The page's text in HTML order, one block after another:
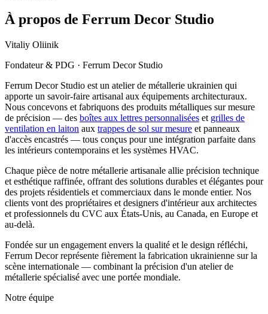
À propos de Ferrum Decor Studio
Vitaliy Oliinik
Fondateur & PDG · Ferrum Decor Studio
Ferrum Decor Studio est un atelier de métallerie ukrainien qui
apporte un savoir-faire artisanal aux équipements architecturaux.
Nous concevons et fabriquons des produits métalliques sur mesure
de précision — des boîtes aux lettres personnalisées et grilles de
ventilation en laiton aux trappes de sol sur mesure et panneaux
d'accès encastrés — tous conçus pour une intégration parfaite dans
les intérieurs contemporains et les systèmes HVAC.
Chaque pièce de notre métallerie artisanale allie précision technique
et esthétique raffinée, offrant des solutions durables et élégantes pour
des projets résidentiels et commerciaux dans le monde entier. Nos
clients vont des propriétaires et designers d'intérieur aux architectes
et professionnels du CVC aux États-Unis, au Canada, en Europe et
au-delà.
Fondée sur un engagement envers la qualité et le design réfléchi,
Ferrum Decor représente fièrement la fabrication ukrainienne sur la
scène internationale — combinant la précision d'un atelier de
métallerie spécialisé avec une portée mondiale.
Notre équipe